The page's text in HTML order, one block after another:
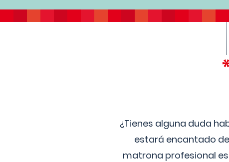
¿Tienes alguna duda
estará encantado
matrona profesional